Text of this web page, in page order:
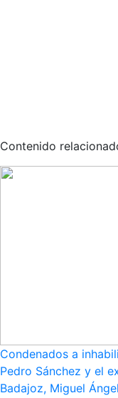
Contenido
Condenados a
Pedro Sánchez y el
Badajoz, Miguel